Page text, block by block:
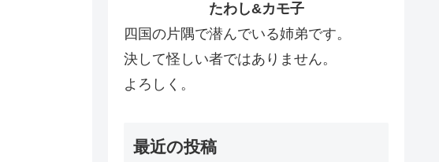
たわし&カモ子
四国の片隅で潜んでいる姉弟です。
決して怪しい者ではありません。
よろしく。
最近の投稿